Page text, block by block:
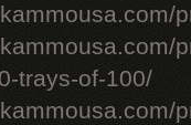
trays-of-100/